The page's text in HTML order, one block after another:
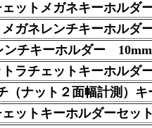
ェットメガネキーホル
ガネレンチキーホルダ
ンチキーホルダー
トラチェットキーホルダ
（ナット２面幅計測）キ
ェットキーホルダーセッ